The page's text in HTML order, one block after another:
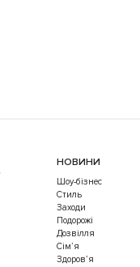
НОВИНИ
Шоу-бізнес
Стиль
Заходи
Подорожі
Дозвілля
Cім’я
Здоров’я